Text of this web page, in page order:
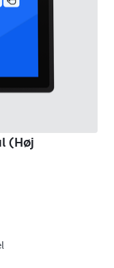
(Høj